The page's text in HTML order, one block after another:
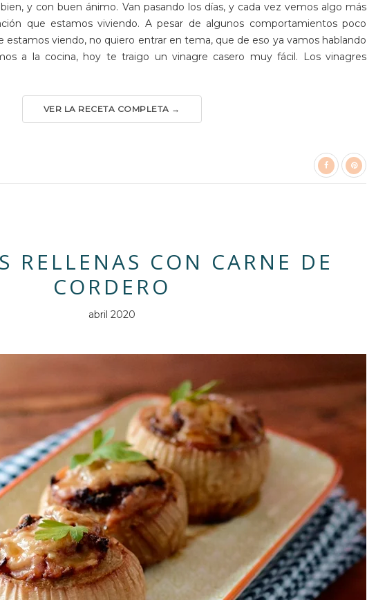
y con buen ánimo. Van pasando los días, y cada vez vemos algo más
que estamos viviendo. A pesar de algunos comportamientos poco
estamos viendo, no quiero entrar en tema, que de eso ya vamos hablando
a la cocina, hoy te traigo un vinagre casero muy fácil. Los vinagres
VER LA RECETA COMPLETA →
RELLENAS CON CARNE DE
CORDERO
abril 2020